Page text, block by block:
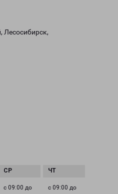
Лесосибирск,
с 09:00 до с 09:00 до